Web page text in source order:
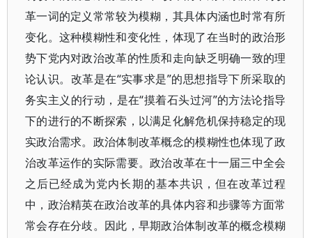
革一词的定义常常较为模糊，其具体内涵也时常有所
变化。这种模糊性和变化性，体现了在当时的政治形
势下党内对政治改革的性质和走向缺乏明确一致的理
论认识。改革是在“实事求是”的思想指导下所采取的
务实主义的行动，是在“摸着石头过河”的方法论指导
下的进行的不断探索，以满足化解危机保持稳定的现
实政治需求。政治体制改革概念的模糊性也体现了政
治改革运作的实际需要。政治改革在十一届三中全会
之后已经成为党内长期的基本共识，但在改革过程
中，政治精英在政治改革的具体内容和步骤等方面常
常会存在分歧。因此，早期政治体制改革的概念模糊